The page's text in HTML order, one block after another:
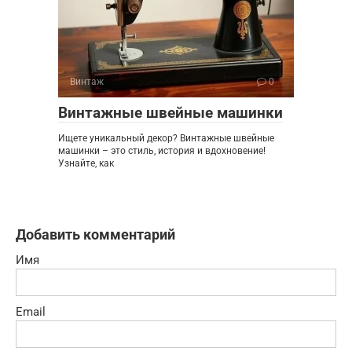
Винтаж 0
Винтажные швейные машинки
Ищете уникальный декор? Винтажные швейные
машинки – это стиль, история и вдохновение!
Узнайте, как
Добавить комментарий
Имя
Email